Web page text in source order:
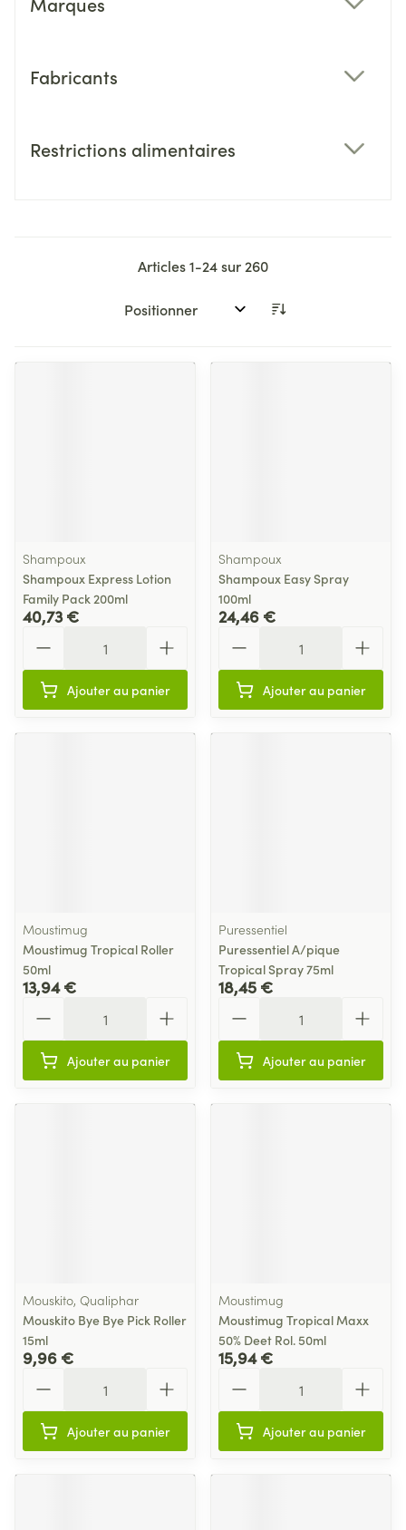
Fabricants
Restrictions alimentaires
Articles1-24sur 260
Trier par:
Shampoux
Shampoux Express Lotion
Family Pack 200ml
40,73 €
Ajouter au panier
Shampoux
Shampoux Easy Spray
100ml
24,46 €
Ajouter au panier
Moustimug
Moustimug Tropical Roller
50ml
13,94 €
Ajouter au panier
Puressentiel
Puressentiel A/pique
Tropical Spray 75ml
18,45 €
Ajouter au panier
Mouskito, Qualiphar
Mouskito Bye Bye Pick Roller
15ml
9,96 €
Ajouter au panier
Moustimug
Moustimug Tropical Maxx
50% Deet Rol. 50ml
15,94 €
Ajouter au panier